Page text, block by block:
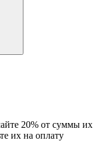
20% от суммы их
их на оплату